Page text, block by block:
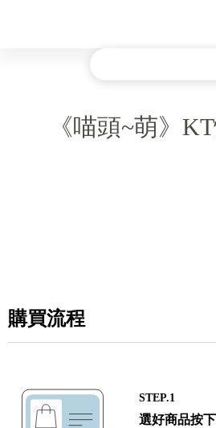
《喵頭~萌》
購買流程
STEP.1
選好商品按